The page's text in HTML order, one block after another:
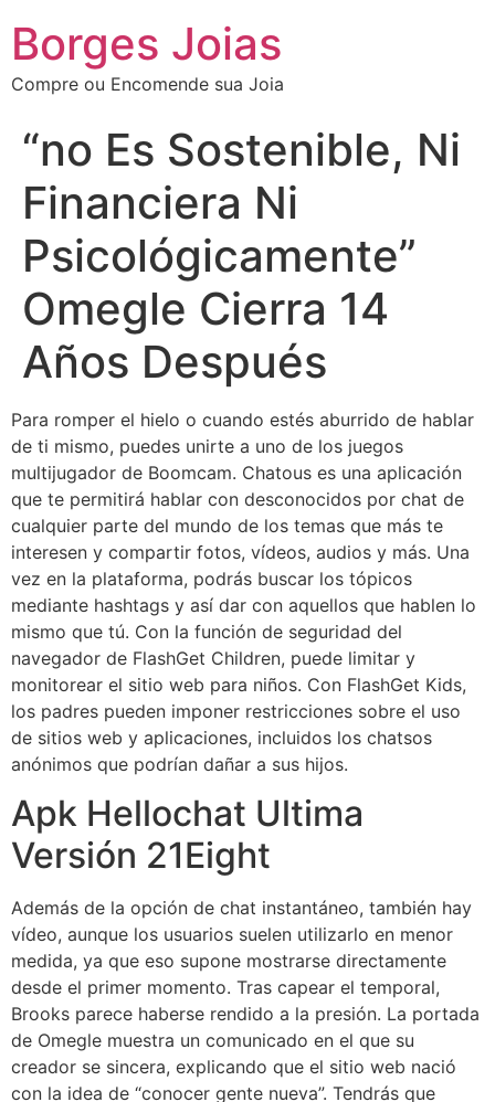
Borges Joias
Compre ou Encomende sua Joia
“no Es Sostenible, Ni
Financiera Ni
Psicológicamente”
Omegle Cierra 14
Años Después
Para romper el hielo o cuando estés aburrido de hablar
de ti mismo, puedes unirte a uno de los juegos
multijugador de Boomcam. Chatous es una aplicación
que te permitirá hablar con desconocidos por chat de
cualquier parte del mundo de los temas que más te
interesen y compartir fotos, vídeos, audios y más. Una
vez en la plataforma, podrás buscar los tópicos
mediante hashtags y así dar con aquellos que hablen lo
mismo que tú. Con la función de seguridad del
navegador de FlashGet Children, puede limitar y
monitorear el sitio web para niños. Con FlashGet Kids,
los padres pueden imponer restricciones sobre el uso
de sitios web y aplicaciones, incluidos los chatsos
anónimos que podrían dañar a sus hijos.
Apk Hellochat Ultima
Versión 21Eight
Además de la opción de chat instantáneo, también hay
vídeo, aunque los usuarios suelen utilizarlo en menor
medida, ya que eso supone mostrarse directamente
desde el primer momento. Tras capear el temporal,
Brooks parece haberse rendido a la presión. La portada
de Omegle muestra un comunicado en el que su
creador se sincera, explicando que el sitio web nació
con la idea de “conocer gente nueva”. Tendrás que